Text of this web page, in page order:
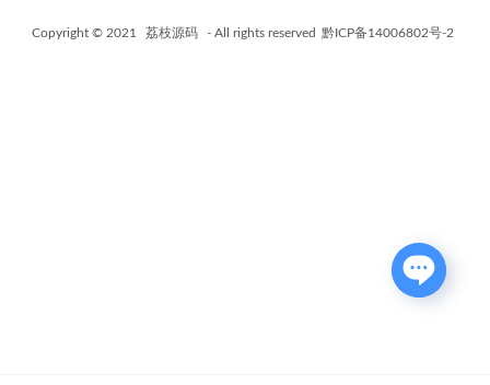
Copyright © 2021 荔枝源码 - All rights reserved 黔ICP备14006802号-2